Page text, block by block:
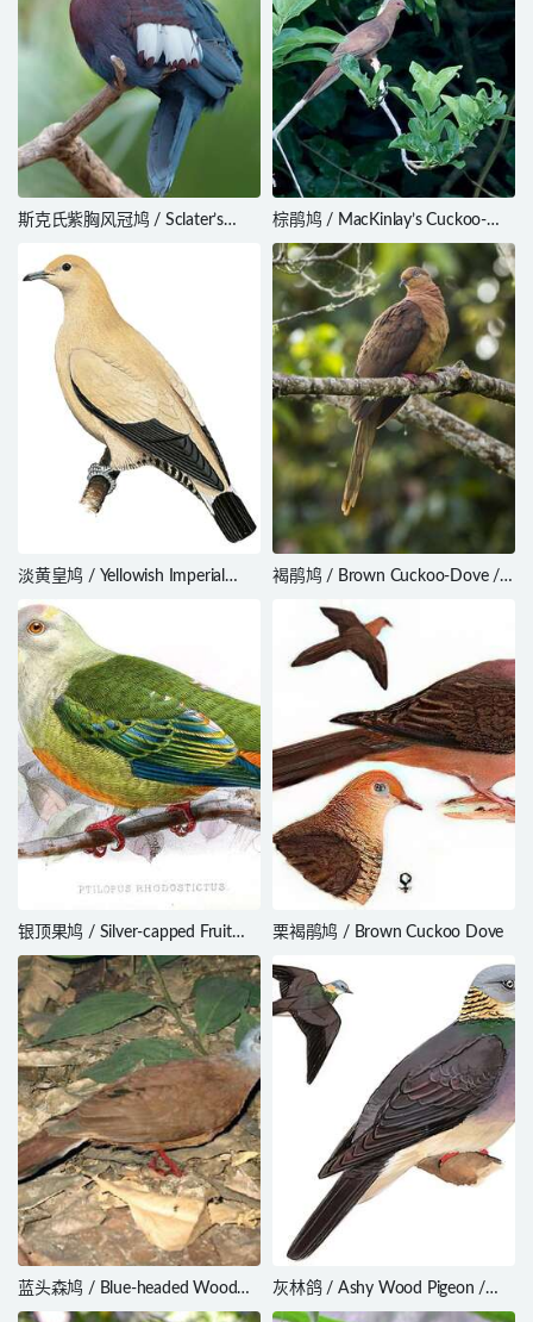
斯克氏紫胸风冠鸠 / Sclater’s
棕鹃鸠 / MacKinlay’s Cuckoo-
Dove / Macropygia mackinlayi
淡黄皇鸠 / Yellowish Imperial
褐鹃鸠 / Brown Cuckoo-Dove /
银顶果鸠 / Silver-capped Fruit
Dove / Ptilinopus richardsii
栗褐鹃鸠 / Brown Cuckoo Dove
蓝头森鸠 / Blue-headed Wood
Dove / Turtur brehmeri
灰林鸽 / Ashy Wood Pigeon /
Columba pulchricollis